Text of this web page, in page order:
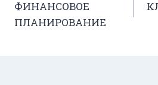
по
ФИНАНСОВОЕ
ПЛАНИРОВАНИЕ